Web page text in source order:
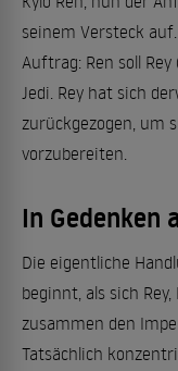
seinem Versteck
Auftrag: Ren soll Rey
Jedi. Rey hat sich
zurückgezogen, um
vorzubereiten.
In Gedenken
Die eigentliche
beginnt, als sich
zusammen den
Tatsächlich